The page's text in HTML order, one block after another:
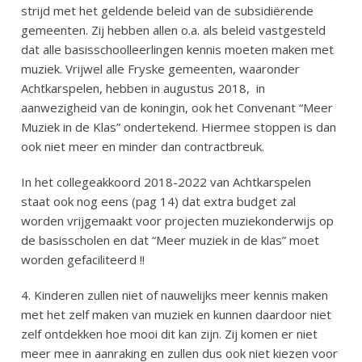
strijd met het geldende beleid van de subsidiërende
gemeenten. Zij hebben allen o.a. als beleid vastgesteld
dat alle basisschoolleerlingen kennis moeten maken met
muziek. Vrijwel alle Fryske gemeenten, waaronder
Achtkarspelen, hebben in augustus 2018, in
aanwezigheid van de koningin, ook het Convenant “Meer
Muziek in de Klas” ondertekend. Hiermee stoppen is dan
ook niet meer en minder dan contractbreuk.
In het collegeakkoord 2018-2022 van Achtkarspelen
staat ook nog eens (pag 14) dat extra budget zal
worden vrijgemaakt voor projecten muziekonderwijs op
de basisscholen en dat “Meer muziek in de klas” moet
worden gefaciliteerd !!
4. Kinderen zullen niet of nauwelijks meer kennis maken
met het zelf maken van muziek en kunnen daardoor niet
zelf ontdekken hoe mooi dit kan zijn. Zij komen er niet
meer mee in aanraking en zullen dus ook niet kiezen voor